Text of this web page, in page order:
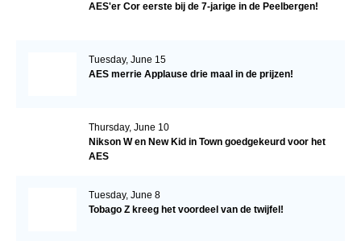
AES'er Cor eerste bij de 7-jarige in de Peelbergen!
Tuesday, June 15
AES merrie Applause drie maal in de prijzen!
Thursday, June 10
Nikson W en New Kid in Town goedgekeurd voor het
AES
Tuesday, June 8
Tobago Z kreeg het voordeel van de twijfel!